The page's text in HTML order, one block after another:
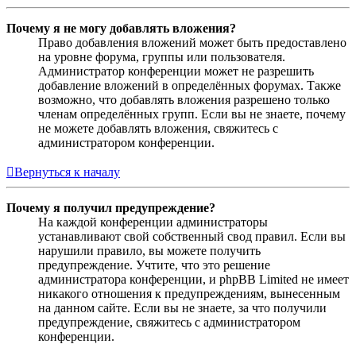
Почему я не могу добавлять вложения?
Право добавления вложений может быть предоставлено
на уровне форума, группы или пользователя.
Администратор конференции может не разрешить
добавление вложений в определённых форумах. Также
возможно, что добавлять вложения разрешено только
членам определённых групп. Если вы не знаете, почему
не можете добавлять вложения, свяжитесь с
администратором конференции.
Вернуться к началу
Почему я получил предупреждение?
На каждой конференции администраторы
устанавливают свой собственный свод правил. Если вы
нарушили правило, вы можете получить
предупреждение. Учтите, что это решение
администратора конференции, и phpBB Limited не имеет
никакого отношения к предупреждениям, вынесенным
на данном сайте. Если вы не знаете, за что получили
предупреждение, свяжитесь с администратором
конференции.